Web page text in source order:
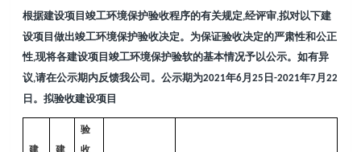
根据建设项目竣工环境保护验收程序的有关规定,经评审,拟对以下建
设项目做出竣工环境保护验收决定。为保证验收决定的严肃性和公正
性,现将各建设项目竣工环境保护验软的基本情况予以公示。如有异
议,请在公示期内反馈我公司。公示期为2021年6月25 日-2021年7 月22
日 。拟验收建设项目
建
建
验
收